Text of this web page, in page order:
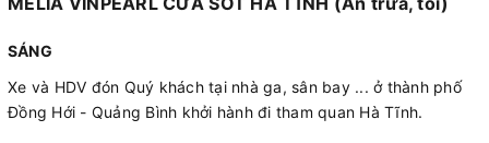
SÁNG
Xe và HDV đón Quý khách tại nhà ga, sân bay ... ở thành phố
Đồng Hới - Quảng Bình khởi hành đi tham quan Hà Tĩnh.